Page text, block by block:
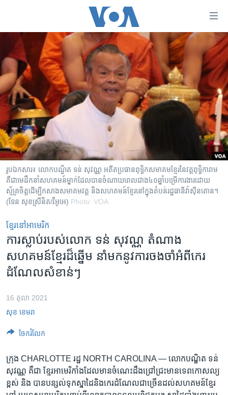
គេហទំព័រ​
ទាក់ទង
រំលង​
និង​
ចូល​
ទៅ​​
ទំព័រ​
ព័ត៌មាន​​
តែ​
ម្តង
រំលង​
និង​
ចូល​
ទៅ​
រចនា
សម្ព័ន្ធ​
រំលង​
និង​
ចូល​
កាន់​
ទំព័រ​
ស្វែង​
កម្ពុជា
អន្តរជាតិ
អាមេរិក
ចិន
ហេឡូវីអូអេ
កម្ពុជាច្នៃប្រតិដ្ឋ
ព្រឹត្តិការណ៍ព័ត៌មាន
ទូរទស្សន៍ / វីដេអូ​
វិទ្យុ / ផតខាសថ៍
Khmer English
បណ្តាញ​សង្គម
រូប​ឯកសារ៖ លោក​បណ្ឌិត ទន់ សុវណ្ណ អតីត​ប្រធាន​ពុទ្ធិកសមាគម​ខ្មែរ​​នៃ​វត្ត​ពុទ្ធិការាម
គឺជា​មេដឹកនាំ​សហគមន៍​ម្នាក់​​ដែល​​បាន​ចំណាយ​ពេល​ជាង​៤០​ឆ្នាំ​បម្រើ​ការងារ​ដោយ​
ស្ម័គ្រចិត្ត​ដើម្បី​កសាង​សមាគម​វត្ត និង​សហគមន៍​ខ្មែរ​នៅ​ក្នុង​តំបន់​រដ្ឋធានី​វ៉ាស៊ីនតោន។
(ទែន សុខស្រីនិត/វីអូអេ) Photo: VOA
ខ្មែរ​នៅ​អាមេរិក
ការ​ស្លាប់​របស់​លោក ​ទន់ សុវណ្ណ ​តំណាង​
សហគមន៍​ខ្មែរ​ដ៏ឆ្នើម​ នាំមក​នូវការ​ចងចាំ​អំពី​កេរ
ដំណែល​សំខាន់ៗ
16 តុលា 2021
សុខ ខេមរា
ចែករំលែក
ក្រុង CHARLOTTE រដ្ឋ NORTH CAROLINA — លោក​បណ្ឌិត ​ទន់
សុវណ្ណ ​គឺជា ​ខ្មែរអាមេរិកាំង​ដែលមាន​ចំណេះដឹង​ជ្រៅជ្រះ​មាន​ទេពកោសល្យ​
ខ្ពស់​ និង បាន​បន្សល់​ទុក​ស្នាដៃ​និង​កេរដំណែល​ជាច្រើន​ដល់​សហគមន៍​ខ្មែរ​